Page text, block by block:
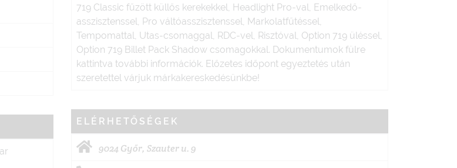
719 Classic fűzött küllős kerekekkel, Headlight Pro-val, Emelkedő-
asszisztenssel, Pro váltóasszisztenssel, Markolatfűtéssel,
Tempomattal, Utas-csomaggal, RDC-vel, Risztóval, Option 719 üléssel,
Option 719 Billet Pack Shadow csomagokkal. Dokumentumok fülre
kattintva további információk. Előzetes időpont egyeztetés után
szeretettel várjuk márkakereskedésünkbe!
ELÉRHETŐSÉGEK
9024 Győr, Szauter u. 9